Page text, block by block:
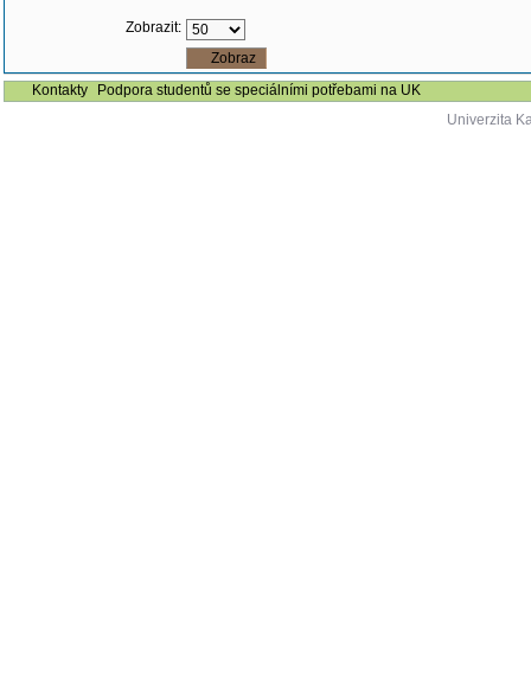
Zobrazit:
Kontakty
Podpora studentů se speciálními potřebami na UK
Univerzita